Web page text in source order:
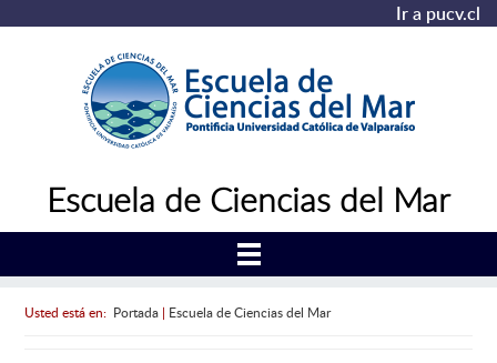
Ir a pucv.cl
Escuela de Ciencias del Mar
Usted está en: Portada| Escuela de Ciencias del Mar